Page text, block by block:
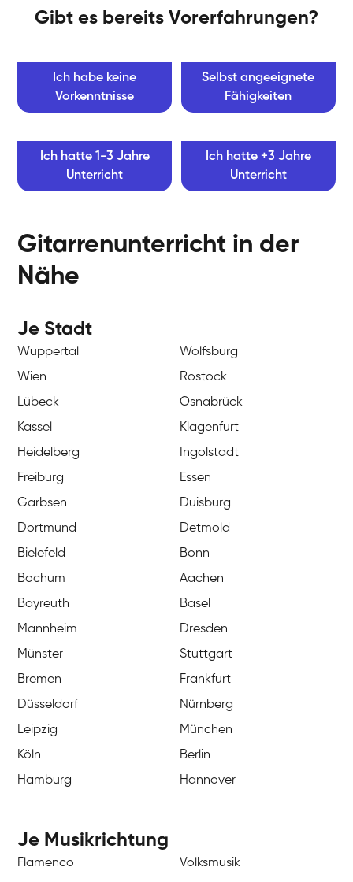
Gibt es bereits Vorerfahrungen?
Ich habe keine
Vorkenntnisse
Selbst angeeignete
Fähigkeiten
Ich hatte 1-3 Jahre
Unterricht
Ich hatte +3 Jahre
Unterricht
Gitarrenunterricht in der
Nähe
Je Stadt
Wuppertal
Wolfsburg
Wien
Rostock
Lübeck
Osnabrück
Kassel
Klagenfurt
Heidelberg
Ingolstadt
Freiburg
Essen
Garbsen
Duisburg
Dortmund
Detmold
Bielefeld
Bonn
Bochum
Aachen
Bayreuth
Basel
Mannheim
Dresden
Münster
Stuttgart
Bremen
Frankfurt
Düsseldorf
Nürnberg
Leipzig
München
Köln
Berlin
Hamburg
Hannover
Je Musikrichtung
Flamenco
Volksmusik